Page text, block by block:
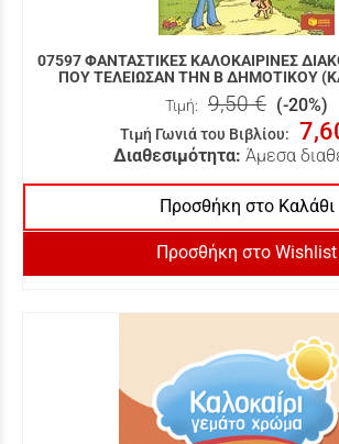
07597 ΦΑΝΤΑΣΤΙΚΕΣ ΚΑΛΟΚΑΙΡΙΝΕΣ
ΠΟΥ ΤΕΛΕΙΩΣΑΝ ΤΗΝ Β ΔΗΜΟΤΙΚΟΥ
Τιμή: 9,50 € (-20%)
Τιμή Γωνιά του Βιβλίου:
Διαθεσιμότητα: Άμεσα
Προσθήκη στο Καλάθι
Προσθήκη στο Wishlist